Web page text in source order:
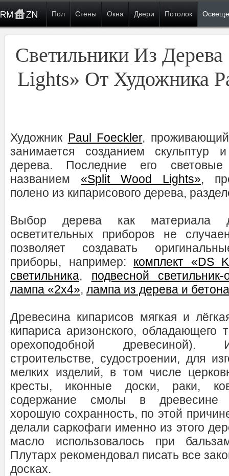
Пол Стены Окна Двери Потолок
Светильники Из
Lights» От Художника
Художник Paul Foeckler,
занимается созданием скульптур
дерева. Последние его световые
названием «Split Wood Lights»,
полено из кипарисового дерева,
Выбор дерева как материала
осветительных приборов не
позволяет создавать
приборы, например: комплект «DS
светильника, подвесной светильник-
лампа «2х4», лампа из дерева и бетона
Древесина кипарисов мягкая и
кипариса аризонского, обладающего
орехоподобной древесиной).
строительстве, судостроении, для
мелких изделий, в том числе
кресты, иконные доски, раки,
содержание смолы в древесине
хорошую сохранность, по этой
делали саркофаги именно из этого
масло использовалось при
Плутарх рекомендовал писать все
досках.